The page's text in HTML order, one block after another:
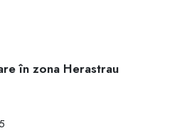
în zona Herastrau